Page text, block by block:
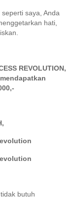
saya, Anda
hati,
REVOLUTION,
butuh